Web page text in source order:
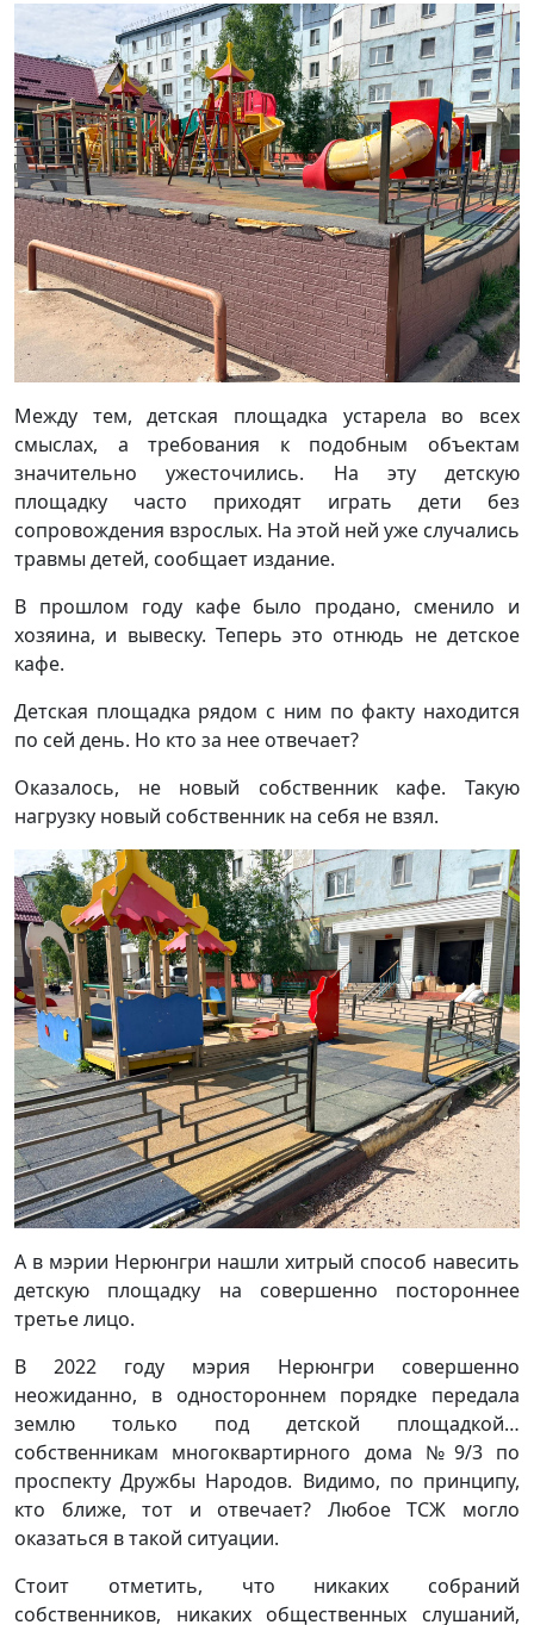
Между тем, детская площадка устарела во всех
смыслах, а требования к подобным объектам
значительно ужесточились. На эту детскую
площадку часто приходят играть дети без
сопровождения взрослых. На этой ней уже случались
травмы детей, сообщает издание.
В прошлом году кафе было продано, сменило и
хозяина, и вывеску. Теперь это отнюдь не детское
кафе.
Детская площадка рядом с ним по факту находится
по сей день. Но кто за нее отвечает?
Оказалось, не новый собственник кафе. Такую
нагрузку новый собственник на себя не взял.
А в мэрии Нерюнгри нашли хитрый способ навесить
детскую площадку на совершенно постороннее
третье лицо.
В 2022 году мэрия Нерюнгри совершенно
неожиданно, в одностороннем порядке передала
землю только под детской площадкой…
собственникам многоквартирного дома №9/3 по
проспекту Дружбы Народов. Видимо, по принципу,
кто ближе, тот и отвечает? Любое ТСЖ могло
оказаться в такой ситуации.
Стоит отметить, что никаких собраний
собственников, никаких общественных слушаний,